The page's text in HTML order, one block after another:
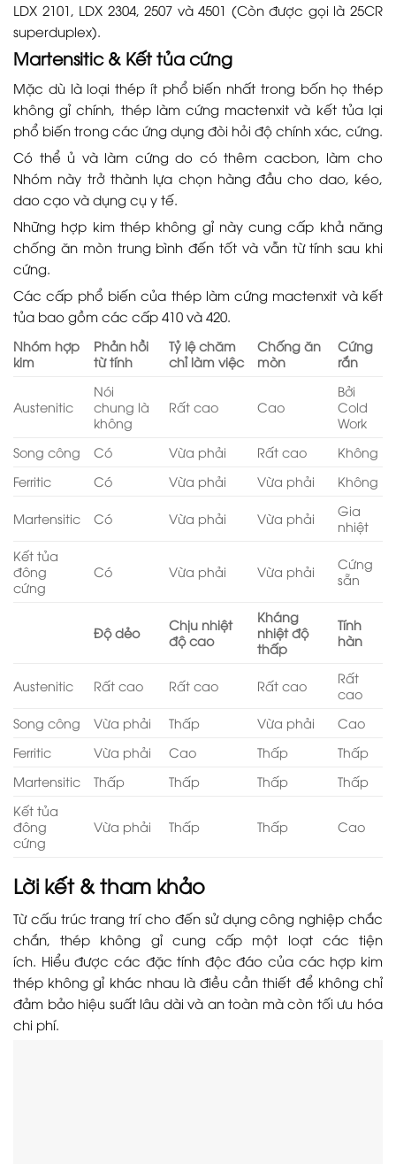
LDX 2101, LDX 2304, 2507 và 4501 (Còn được gọi là 25CR
superduplex).
Martensitic & Kết tủa cứng
Mặc dù là loại thép ít phổ biến nhất trong bốn họ thép
không gỉ chính, thép làm cứng mactenxit và kết tủa lại
phổ biến trong các ứng dụng đòi hỏi độ chính xác, cứng.
Có thể ủ và làm cứng do có thêm cacbon, làm cho
Nhóm này trở thành lựa chọn hàng đầu cho dao, kéo,
dao cạo và dụng cụ y tế.
Những hợp kim thép không gỉ này cung cấp khả năng
chống ăn mòn trung bình đến tốt và vẫn từ tính sau khi
cứng.
Các cấp phổ biến của thép làm cứng mactenxit và kết
tủa bao gồm các cấp 410 và 420.
Nhóm hợp
kim
Phản hồi
từ tính
Tỷ lệ chăm
chỉ làm việc
Chống ăn
mòn
Cứng
rắn
Austenitic
Nói
chung là
không
Rất cao Cao
Bởi
Cold
Work
Song công
Có Vừa phải Rất cao
Không
Ferritic
Có Vừa phải Vừa phải Không
Martensitic Có Vừa phải Vừa phải
Gia
nhiệt
Kết tủa
đông
cứng
Có Vừa phải Vừa phải
Cứng
sẵn
Độ dẻo
Chịu nhiệt
độ cao
Kháng
nhiệt độ
thấp
Tính
hàn
Austenitic Rất cao Rất cao Rất cao
Rất
cao
Song công
Vừa phải Thấp Vừa phải
Cao
Ferritic
Vừa phải Cao Thấp
Thấp
Martensitic
Thấp Thấp Thấp
Thấp
Kết tủa
đông
cứng
Vừa phải Thấp Thấp Cao
Lời kết & tham khảo
Từ cấu trúc trang trí cho đến sử dụng công nghiệp chắc
chắn, thép không gỉ cung cấp một loạt các tiện
ích. Hiểu được các đặc tính độc đáo của các hợp kim
thép không gỉ khác nhau là điều cần thiết để không chỉ
đảm bảo hiệu suất lâu dài và an toàn mà còn tối ưu hóa
chi phí.